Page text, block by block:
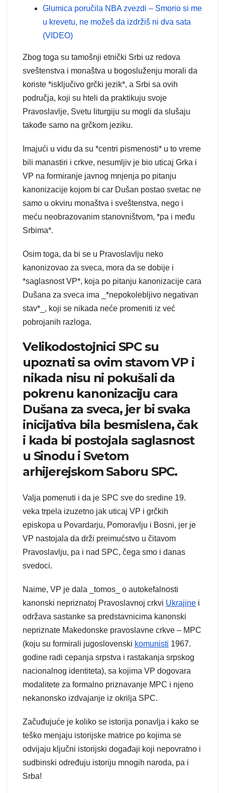
Glumica poručila NBA zvezdi – Smorio si me
u krevetu, ne možeš da izdržiš ni dva sata
(VIDEO)
Zbog toga su tamošnji etnički Srbi uz redova
sveštenstva i monaštva u bogosluženju morali da
koriste *isključivo grčki jezik*, a Srbi sa ovih
područja, koji su hteli da praktikuju svoje
Pravoslavlje, Svetu liturgiju su mogli da slušaju
takođe samo na grčkom jeziku.
Imajući u vidu da su *centri pismenosti* u to vreme
bili manastiri i crkve, nesumljiv je bio uticaj Grka i
VP na formiranje javnog mnjenja po pitanju
kanonizacije kojom bi car Dušan postao svetac ne
samo u okviru monaštva i sveštenstva, nego i
meću neobrazovanim stanovništvom, *pa i među
Srbima*.
Osim toga, da bi se u Pravoslavlju neko
kanonizovao za sveca, mora da se dobije i
*saglasnost VP*, koja po pitanju kanonizacije cara
Dušana za sveca ima _*nepokolebljivo negativan
stav*_, koji se nikada neće promeniti iz već
pobrojanih razloga.
Velikodostojnici SPC su
upoznati sa ovim stavom VP i
nikada nisu ni pokušali da
pokrenu kanonizaciju cara
Dušana za sveca, jer bi svaka
inicijativa bila besmislena, čak
i kada bi postojala saglasnost
u Sinodu i Svetom
arhijerejskom Saboru SPC.
Valja pomenuti i da je SPC sve do sredine 19.
veka trpela izuzetno jak uticaj VP i grčkih
episkopa u Povardarju, Pomoravlju i Bosni, jer je
VP nastojala da drži preimućstvo u čitavom
Pravoslavlju, pa i nad SPC, čega smo i danas
svedoci.
Naime, VP je dala _tomos_ o autokefalnosti
kanonski nepriznatoj Pravoslavnoj crkvi Ukrajine i
održava sastanke sa predstavnicima kanonski
nepriznate Makedonske pravoslavne crkve – MPC
(koju su formirali jugoslovenski komunisti 1967.
godine radi cepanja srpstva i rastakanja srpskog
nacionalnog identiteta), sa kojima VP dogovara
modalitete za formalno priznavanje MPC i njeno
nekanonsko izdvajanje iz okrilja SPC.
Začuđujuće je koliko se istorija ponavlja i kako se
teško menjaju istorijske matrice po kojima se
odvijaju ključni istorijski događaji koji nepovratno i
sudbinski određuju istoriju mnogih naroda, pa i
Srba!